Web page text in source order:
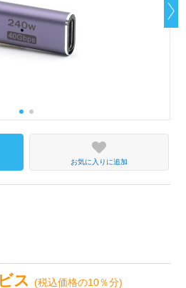
お気に入りに追加
ス(税込価格の10％分)